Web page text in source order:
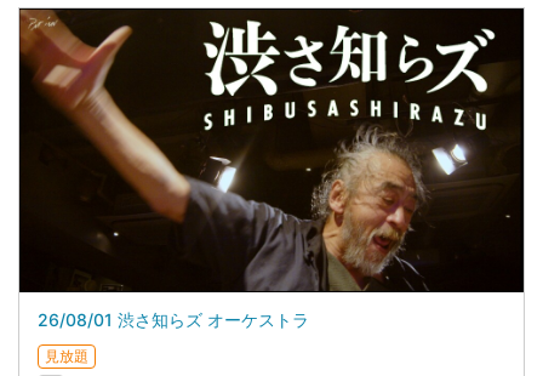
26/08/01 渋さ知らズ オーケストラ
見放題